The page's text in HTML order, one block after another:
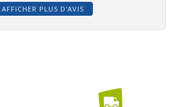
AFFICHER PLUS D'AVIS